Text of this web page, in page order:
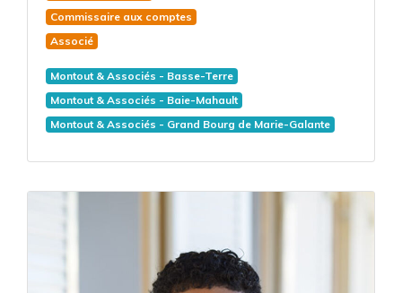
Commissaire aux comptes
Associé
Montout & Associés - Basse-Terre
Montout & Associés - Baie-Mahault
Montout & Associés - Grand Bourg de Marie-Galante